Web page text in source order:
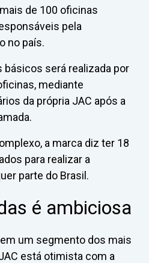
de 100 oficinas
pela
no país.
será realizada por
mediante
da própria JAC após a
a marca diz ter 18
para realizar a
parte do Brasil.
é ambiciosa
um segmento dos mais
está otimista com a